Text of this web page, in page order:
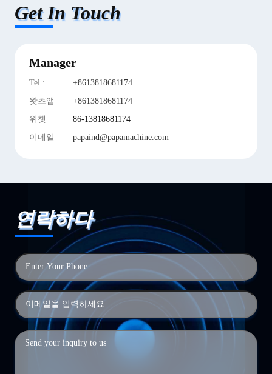
Get In Touch
Manager
Tel :
+8613818681174
왓츠앱
+8613818681174
위챗
86-13818681174
이메일
papaind@papamachine.com
연락하다